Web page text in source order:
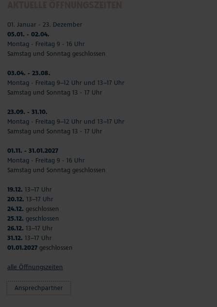
01. Januar - 23. Dezember
05.01. - 02.04.
Montag - Freitag 9 - 16 Uhr
Samstag und Sonntag geschlossen
03.04. - 23.08.
Montag - Freitag 9–12 Uhr und 13–17 Uhr
Samstag und Sonntag 13 - 17 Uhr
23.09. - 31.10.
Montag - Freitag 9–12 Uhr und 13–17 Uhr
Samstag und Sonntag 13 - 17 Uhr
01.11. - 31.01.2027
Montag - Freitag 9 - 16 Uhr
Samstag und Sonntag geschlossen
19.12. 13–17 Uhr
20.12. 13–17 Uhr
24.12. geschlossen
25.12. geschlossen
26.12. 13–17 Uhr
31.12. 13–17 Uhr
01.01.2027 geschlossen
alle Öffnungszeiten
Ansprechpartner